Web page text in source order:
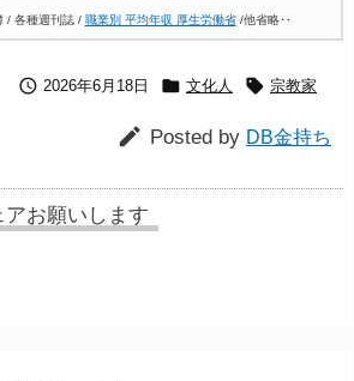
/ 各種週刊誌 / 職業別 平均年収 厚生労働省/他省略‥
 2026年6月18日  文化人  宗教家
 Posted by DB金持ち
お願いします